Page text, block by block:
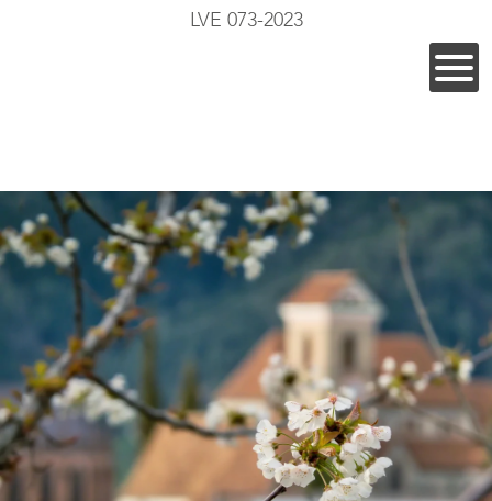
LVE 073-2023